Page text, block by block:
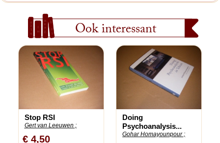
Ook interessant
Stop RSI
Gert van Leeuwen ;
€ 4,50
Doing
Psychoanalysis...
Gohar Homayounpour ;